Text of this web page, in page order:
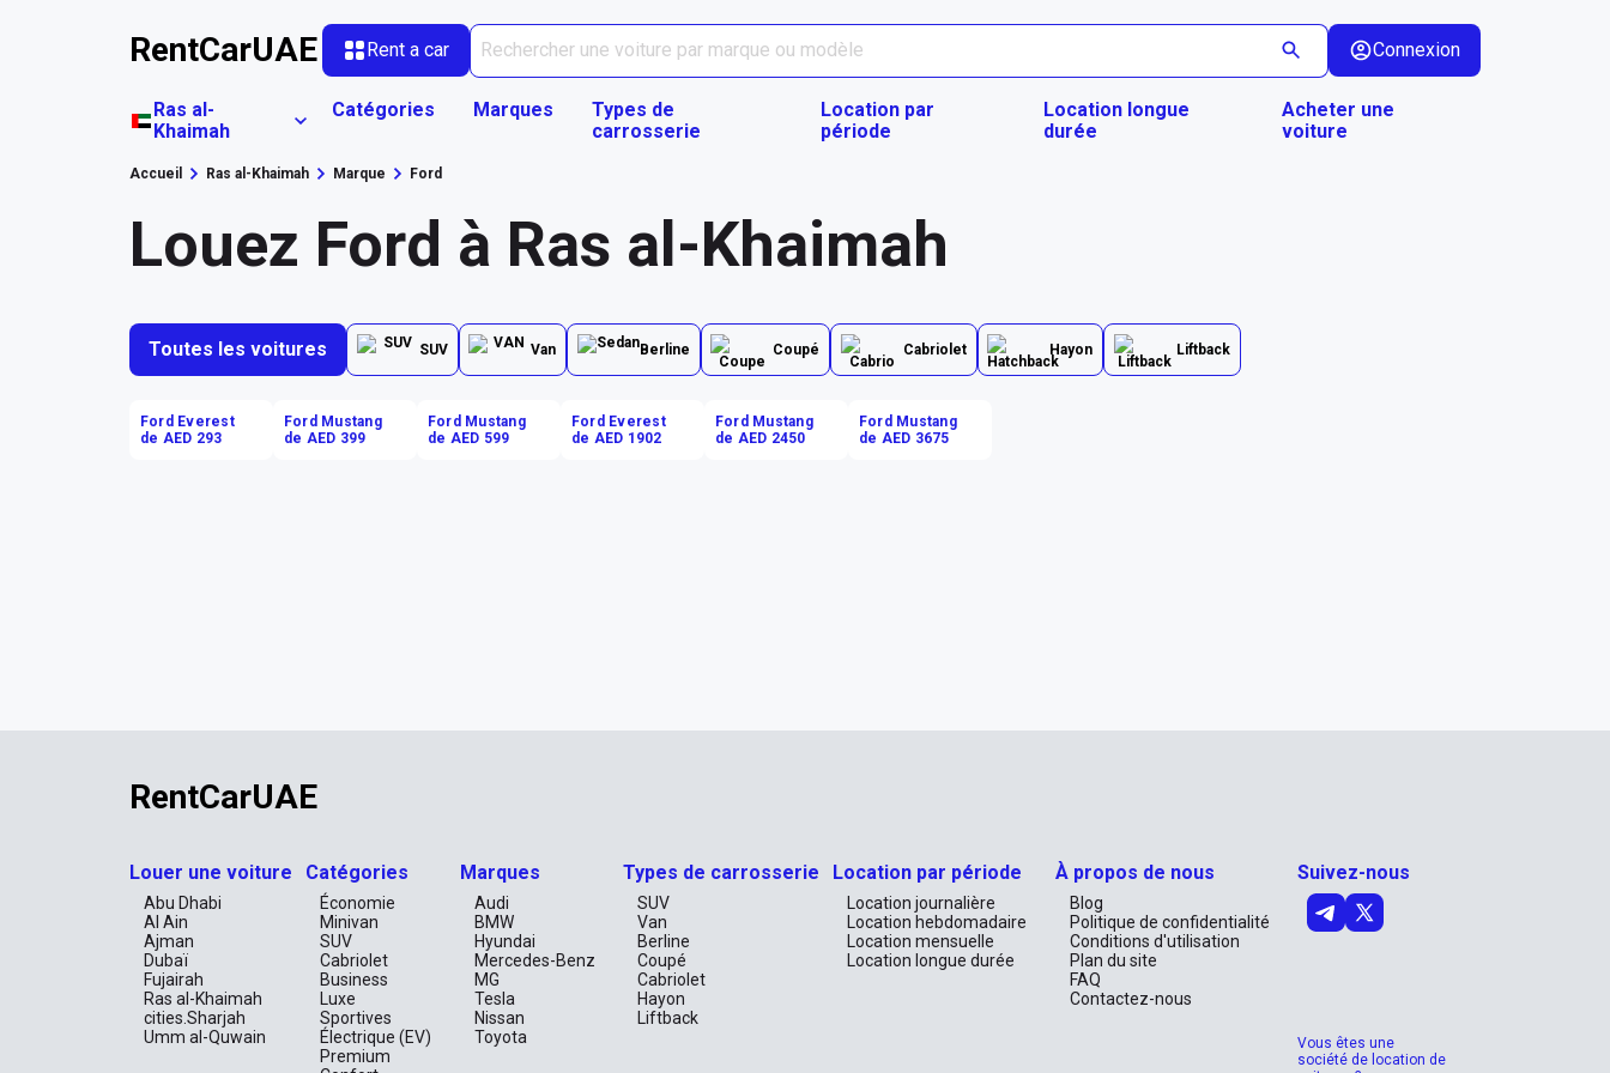
RentCarUAE Rent a car Connexion
Ras al-
Khaimah
Catégories Marques
Types de
carrosserie
Location par
période
Location longue
durée
Acheter une
voiture
Accueil Ras al-Khaimah Marque Ford
Louez Ford à Ras al-Khaimah
Toutes les voitures SUV Van Berline Coupé Cabriolet Hayon Liftback
Ford Everest
de AED 293
Ford Mustang
de AED 399
Ford Mustang
de AED 599
Ford Everest
de AED 1902
Ford Mustang
de AED 2450
Ford Mustang
de AED 3675
RentCarUAE
Louer une voiture
Abu Dhabi
Al Ain
Ajman
Dubaï
Fujairah
Ras al-Khaimah
cities.Sharjah
Umm al-Quwain
Catégories
Économie
Minivan
SUV
Cabriolet
Business
Luxe
Sportives
Électrique (EV)
Premium
Marques
Audi
BMW
Hyundai
Mercedes-Benz
MG
Tesla
Nissan
Toyota
Types de carrosserie
SUV
Van
Berline
Coupé
Cabriolet
Hayon
Liftback
Location par période
Location journalière
Location hebdomadaire
Location mensuelle
Location longue durée
À propos de nous
Blog
Politique de confidentialité
Conditions d'utilisation
Plan du site
FAQ
Contactez-nous
Suivez-nous
Vous êtes une
société de location de